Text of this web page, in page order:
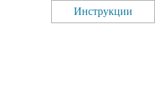
Инструкции